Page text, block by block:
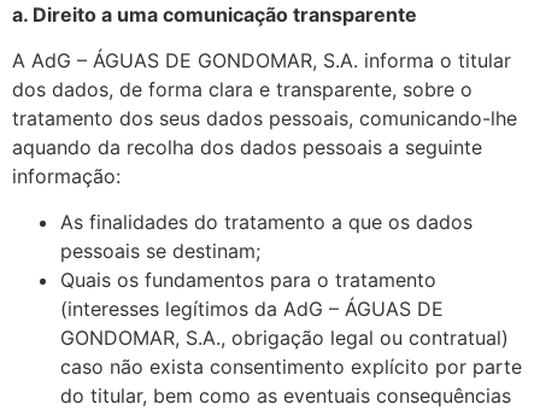
a. Direito a uma comunicação transparente
A AdG – ÁGUAS DE GONDOMAR, S.A. informa o titular
dos dados, de forma clara e transparente, sobre o
tratamento dos seus dados pessoais, comunicando-lhe
aquando da recolha dos dados pessoais a seguinte
informação:
As finalidades do tratamento a que os dados
pessoais se destinam;
Quais os fundamentos para o tratamento
(interesses legítimos da AdG – ÁGUAS DE
GONDOMAR, S.A., obrigação legal ou contratual)
caso não exista consentimento explícito por parte
do titular, bem como as eventuais consequências